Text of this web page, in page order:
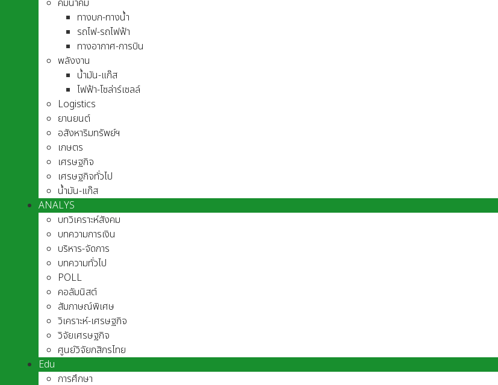
คมนาคม
ทางบก-ทางน้ำ
รถไฟ-รถไฟฟ้า
ทางอากาศ-การบิน
พลังงาน
น้ำมัน-แก๊ส
ไฟฟ้า-โซล่าร์เซลล์
Logistics
ยานยนต์
อสังหาริมทรัพย์ฯ
เกษตร
เศรษฐกิจ
เศรษฐกิจทั่วไป
น้ำมัน-แก๊ส
ANALYS
บทวิเคราะห์สังคม
บทความการเงิน
บริหาร-จัดการ
บทความทั่วไป
POLL
คอลัมนิสต์
สัมภาษณ์พิเศษ
วิเคราะห์-เศรษฐกิจ
วิจัยเศรษฐกิจ
ศูนย์วิจัยกสิกรไทย
Edu
การศึกษา